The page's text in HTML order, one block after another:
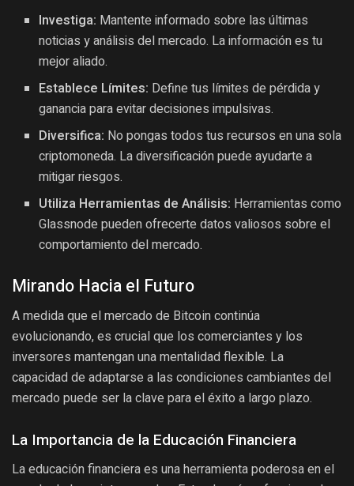
Investiga: Mantente informado sobre las últimas
noticias y análisis del mercado. La información es tu
mejor aliado.
Establece Límites: Define tus límites de pérdida y
ganancia para evitar decisiones impulsivas.
Diversifica: No pongas todos tus recursos en una sola
criptomoneda. La diversificación puede ayudarte a
mitigar riesgos.
Utiliza Herramientas de Análisis: Herramientas como
Glassnode pueden ofrecerte datos valiosos sobre el
comportamiento del mercado.
Mirando Hacia el Futuro
A medida que el mercado de Bitcoin continúa
evolucionando, es crucial que los comerciantes y los
inversores mantengan una mentalidad flexible. La
capacidad de adaptarse a las condiciones cambiantes del
mercado puede ser la clave para el éxito a largo plazo.
La Importancia de la Educación Financiera
La educación financiera es una herramienta poderosa en el